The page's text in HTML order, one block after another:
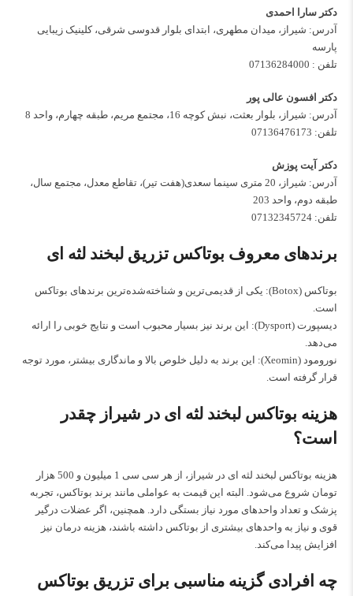
دکتر سارا احمدی
آدرس: شیراز، میدان مطهری، ابتدای بلوار قدوسی شرقی، کلینیک زیبایی
پارسه
تلفن : 07136284000
دکتر افسون عالی پور
آدرس: شیراز، بلوار بعثت، نبش کوچه 16، مجتمع مریم، طبقه چهارم، واحد 8
تلفن: 07136476173
دکتر آیت پوزش
آدرس: شیراز، 20 متری سینما سعدی(هفت تیر)، تقاطع معدل، مجتمع سال،
طبقه دوم، واحد 203
تلفن: 07132345724
برندهای معروف بوتاکس تزریق لبخند لثه ای
بوتاکس (Botox): یکی از قدیمی‌ترین و شناخته‌شده‌ترین برندهای بوتاکس
است.
دیسپورت (Dysport): این برند نیز بسیار محبوب است و نتایج خوبی را ارائه
می‌دهد.
نورومود (Xeomin): این برند به دلیل خلوص بالا و ماندگاری بیشتر، مورد توجه
قرار گرفته است.
هزینه بوتاکس لبخند لثه ای در شیراز چقدر
است؟
هزینه بوتاکس لبخند لثه ای در شیراز، از هر سی سی 1 میلیون و 500 هزار
تومان شروع می‌شود. البته این قیمت به عواملی مانند برند بوتاکس، تجربه
پزشک و تعداد واحدهای مورد نیاز بستگی دارد. همچنین، اگر عضلات درگیر
قوی و نیاز به واحدهای بیشتری از بوتاکس داشته باشند، هزینه درمان نیز
افزایش پیدا می‌کند.
چه افرادی گزینه مناسبی برای تزریق بوتاکس